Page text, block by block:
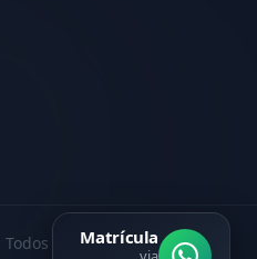
os direitos reservados.
Matrícula